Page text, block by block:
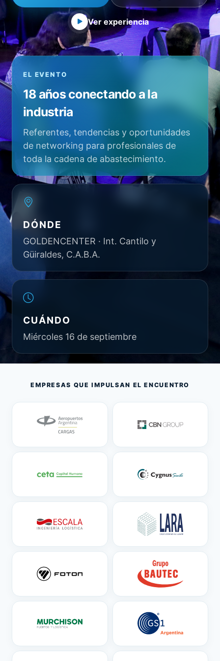
Ver experiencia
EL EVENTO
18 años conectando a la
industria
Referentes, tendencias y oportunidades
de networking para profesionales de
toda la cadena de abastecimiento.
DÓNDE
GOLDENCENTER · Int. Cantilo y
Güiraldes, C.A.B.A.
CUÁNDO
Miércoles 16 de septiembre
EMPRESAS QUE IMPULSAN EL ENCUENTRO